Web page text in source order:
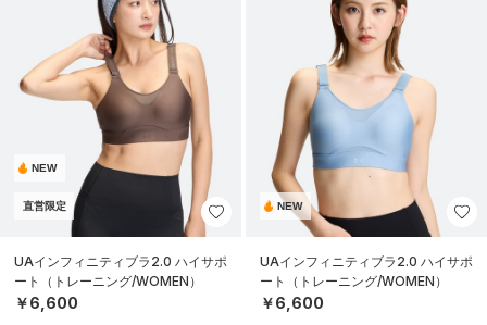
NEW
直営限定
UAインフィニティブラ2.0 ハイサポ
ート（トレーニング/WOMEN）
￥6,600
NEW
UAインフィニティブラ2.0 ハイサポ
ート（トレーニング/WOMEN）
￥6,600